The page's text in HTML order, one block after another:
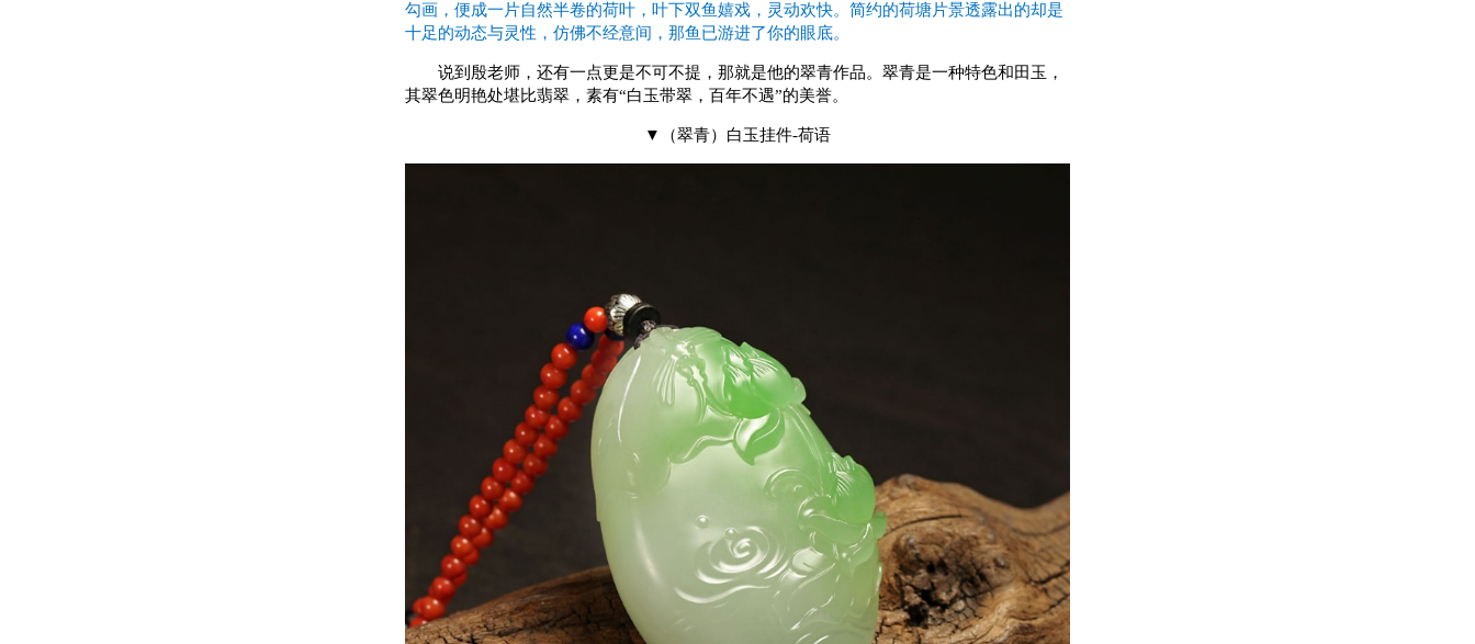
勾画，便成一片自然半卷的荷叶，叶下双鱼嬉戏，灵动欢快。简约的荷塘片景透露出的却是
十足的动态与灵性，仿佛不经意间，那鱼已游进了你的眼底。
说到殷老师，还有一点更是不可不提，那就是他的翠青作品。翠青是一种特色和田玉，
其翠色明艳处堪比翡翠，素有“白玉带翠，百年不遇”的美誉。
▼（翠青）白玉挂件-荷语